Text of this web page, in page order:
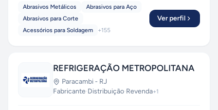
Abrasivos Metálicos
Abrasivos para Aço
Abrasivos para Corte
Acessórios para Soldagem
+155
Ver perfil
REFRIGERAÇÃO METROPOLITANA
Paracambi - RJ
Fabricante·Distribuição·Revenda+1